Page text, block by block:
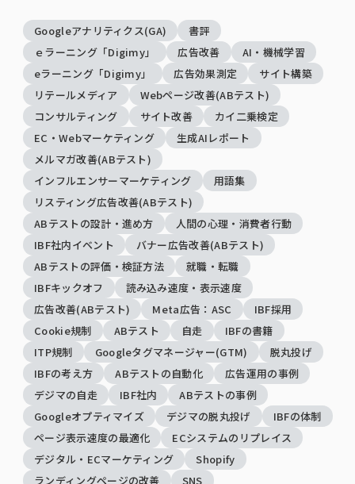
Googleアナリティクス(GA)
書評
ｅラーニング「Digimy」
広告改善
AI・機械学習
eラーニング「Digimy」
広告効果測定
サイト構築
リテールメディア
Webページ改善(ABテスト)
コンサルティング
サイト改善
カイ二乗検定
EC・Webマーケティング
生成AIレポート
メルマガ改善(ABテスト)
インフルエンサーマーケティング
用語集
リスティング広告改善(ABテスト)
ABテストの設計・進め方
人間の心理・消費者行動
IBF社内イベント
バナー広告改善(ABテスト)
ABテストの評価・検証方法
就職・転職
IBFキックオフ
読み込み速度・表示速度
広告改善(ABテスト)
Meta広告：ASC
IBF採用
Cookie規制
ABテスト 自走
IBFの書籍
ITP規制
Googleタグマネージャー(GTM)
脱丸投げ
IBFの考え方
ABテストの自動化
広告運用の事例
デジマの自走
IBF社内
ABテストの事例
Googleオプティマイズ
デジマの脱丸投げ
IBFの体制
ページ表示速度の最適化
ECシステムのリプレイス
デジタル・ECマーケティング
Shopify
ランディングページの改善
SNS